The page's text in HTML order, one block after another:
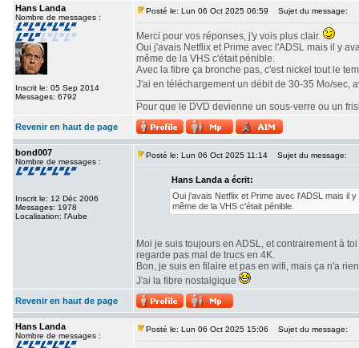
Hans Landa
Nombre de messages :
Inscrit le: 05 Sep 2014
Messages: 6792
Posté le: Lun 06 Oct 2025 06:59 Sujet du message:
Merci pour vos réponses, j'y vois plus clair.
Oui j'avais Netflix et Prime avec l'ADSL mais il y
même de la VHS c'était pénible.
Avec la fibre ça bronche pas, c'est nickel tout le
J'ai en téléchargement un débit de 30-35 Mo/sec,
Pour que le DVD devienne un sous-verre ou un
Revenir en haut de page
bond007
Nombre de messages :
Inscrit le: 12 Déc 2006
Messages: 1978
Localisation: l'Aube
Posté le: Lun 06 Oct 2025 11:14 Sujet du message:
Hans Landa a écrit:
Oui j'avais Netflix et Prime avec l'ADSL mais il
même de la VHS c'était pénible.
Moi je suis toujours en ADSL, et contrairement à
regarde pas mal de trucs en 4K.
Bon, je suis en filaire et pas en wifi, mais ça n'a
J'ai la fibre nostalgique
Revenir en haut de page
Hans Landa
Nombre de messages :
Posté le: Lun 06 Oct 2025 15:06 Sujet du message: